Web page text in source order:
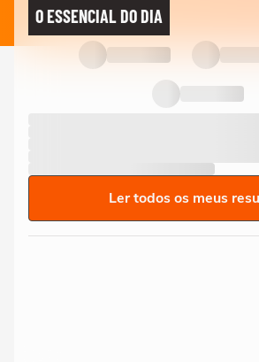
O ESSENCIAL DO DIA
Ler todos os meus